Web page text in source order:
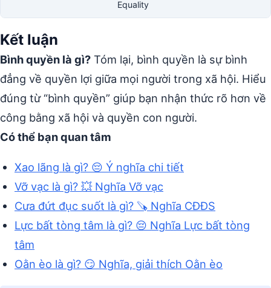
Equality
Kết luận
Bình quyền là gì? Tóm lại, bình quyền là sự bình
đẳng về quyền lợi giữa mọi người trong xã hội. Hiểu
đúng từ “bình quyền” giúp bạn nhận thức rõ hơn về
công bằng xã hội và quyền con người.
Có thể bạn quan tâm
Xao lãng là gì? 😔 Ý nghĩa chi tiết
Vỡ vạc là gì? 💥 Nghĩa Vỡ vạc
Cưa đứt đục suốt là gì? 🪚 Nghĩa CĐĐS
Lực bất tòng tâm là gì? 😔 Nghĩa Lực bất tòng
tâm
Oằn èo là gì? 😏 Nghĩa, giải thích Oằn èo